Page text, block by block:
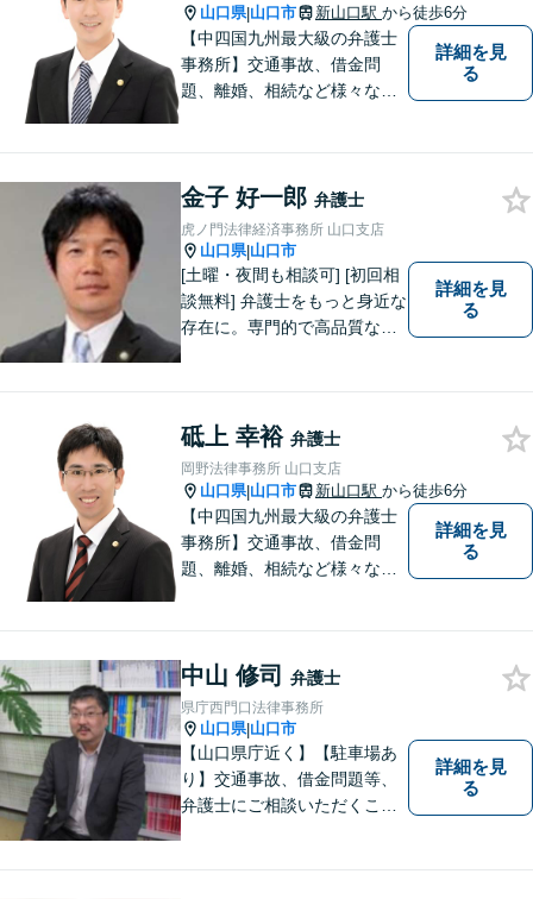
山口県|山口市 新山口駅 から徒歩6分
【中四国九州最大級の弁護士
事務所】交通事故、借金問
題、離婚、相続など様々な問
い！
詳細を見
る
金子 好一郎 弁護士
虎ノ門法律経済事務所 山口支店
山口県|山口市
[土曜・夜間も相談可] [初回相
談無料] 弁護士をもっと身近な
存在に。専門的で高品質なリ
詳細を見
る
砥上 幸裕 弁護士
岡野法律事務所 山口支店
山口県|山口市 新山口駅 から徒歩6分
【中四国九州最大級の弁護士
事務所】交通事故、借金問
題、離婚、相続など様々な問
い！
詳細を見
る
中山 修司 弁護士
県庁西門口法律事務所
山口県|山口市
【山口県庁近く】【駐車場あ
り】交通事故、借金問題等、
弁護士にご相談いただくこと
詳細を見
る